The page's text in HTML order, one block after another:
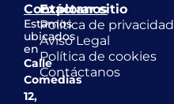
Contáctanos
Estamos
ubicados
en
Calle
Comedias
12,
Explorar sitio
Política de privacidad
Aviso Legal
Política de cookies
Contáctanos